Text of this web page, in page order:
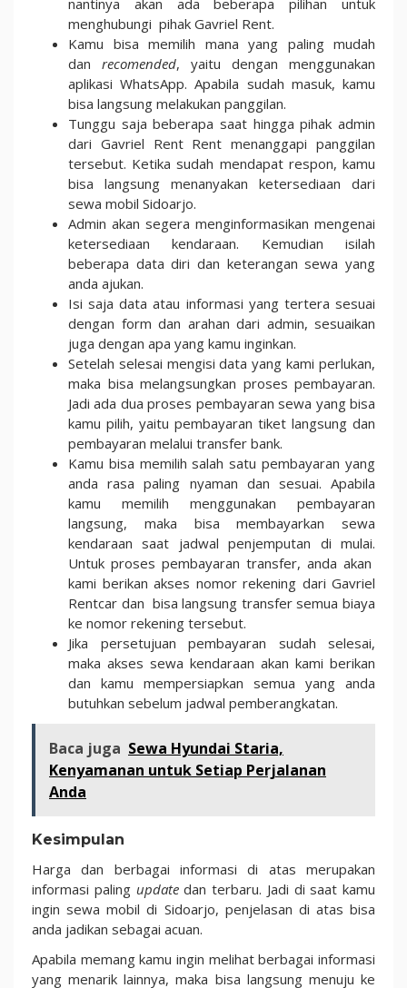
nantinya akan ada beberapa pilihan untuk
menghubungi pihak Gavriel Rent.
Kamu bisa memilih mana yang paling mudah
dan recomended, yaitu dengan menggunakan
aplikasi WhatsApp. Apabila sudah masuk, kamu
bisa langsung melakukan panggilan.
Tunggu saja beberapa saat hingga pihak admin
dari Gavriel Rent Rent menanggapi panggilan
tersebut. Ketika sudah mendapat respon, kamu
bisa langsung menanyakan ketersediaan dari
sewa mobil Sidoarjo.
Admin akan segera menginformasikan mengenai
ketersediaan kendaraan. Kemudian isilah
beberapa data diri dan keterangan sewa yang
anda ajukan.
Isi saja data atau informasi yang tertera sesuai
dengan form dan arahan dari admin, sesuaikan
juga dengan apa yang kamu inginkan.
Setelah selesai mengisi data yang kami perlukan,
maka bisa melangsungkan proses pembayaran.
Jadi ada dua proses pembayaran sewa yang bisa
kamu pilih, yaitu pembayaran tiket langsung dan
pembayaran melalui transfer bank.
Kamu bisa memilih salah satu pembayaran yang
anda rasa paling nyaman dan sesuai. Apabila
kamu memilih menggunakan pembayaran
langsung, maka bisa membayarkan sewa
kendaraan saat jadwal penjemputan di mulai.
Untuk proses pembayaran transfer, anda akan
kami berikan akses nomor rekening dari Gavriel
Rentcar dan bisa langsung transfer semua biaya
ke nomor rekening tersebut.
Jika persetujuan pembayaran sudah selesai,
maka akses sewa kendaraan akan kami berikan
dan kamu mempersiapkan semua yang anda
butuhkan sebelum jadwal pemberangkatan.
Baca juga Sewa Hyundai Staria,
Kenyamanan untuk Setiap Perjalanan
Anda
Kesimpulan
Harga dan berbagai informasi di atas merupakan
informasi paling updatedan terbaru. Jadi di saat kamu
ingin sewa mobil di Sidoarjo, penjelasan di atas bisa
anda jadikan sebagai acuan.
Apabila memang kamu ingin melihat berbagai informasi
yang menarik lainnya, maka bisa langsung menuju ke